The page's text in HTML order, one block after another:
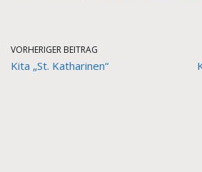
VORHERIGER BEITRAG
Kita „St. Katharinen“